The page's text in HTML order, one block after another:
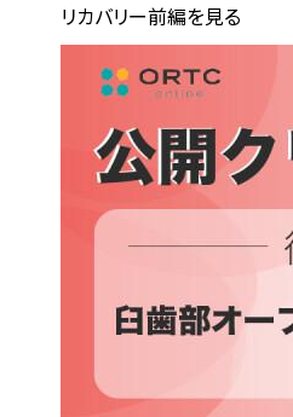
リカバリー前編を見る